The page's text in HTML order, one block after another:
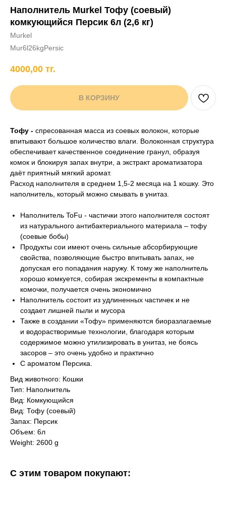
Хорькам
+7 706 407 30 81
Написать в WhatsApp
Наполнитель Murkel Тофу (соевый)
комкующийся Персик 6л (2,6 кг)
Murkel
Mur6l26kgPersic
4000,00 тг.
В КОРЗИНУ
Тофу - спресованная масса из соевых волокон, которые
впитывают большое количество влаги. Волоконная структура
обеспечивает качественное соединение гранул, образуя
комок и блокируя запах внутри, а экстракт ароматизатора
даёт приятный мягкий аромат.
Расход наполнителя в среднем 1,5-2 месяца на 1 кошку. Это
наполнитель, который можно смывать в унитаз.
Наполнитель ToFu - частички этого наполнителя состоят
из натурального антибактериального материала – тофу
(соевые бобы)
Продукты сои имеют очень сильные абсорбирующие
свойства, позволяющие быстро впитывать запах, не
допуская его попадания наружу. К тому же наполнитель
хорошо комкуется, собирая экскременты в компактные
комочки, получается очень экономично
Наполнитель состоит из удлиненных частичек и не
создает лишней пыли и мусора
Также в создании «Тофу» применяются биоразлагаемые
и водорастворимые технологии, благодаря которым
содержимое можно утилизировать в унитаз, не боясь
засоров – это очень удобно и практично
С ароматом Персика.
Вид животного: Кошки
Тип: Наполнитель
Вид: Комкующийся
Вид: Тофу (соевый)
Запах: Персик
Объем: 6л
Weight: 2600 g
С этим товаром покупают: